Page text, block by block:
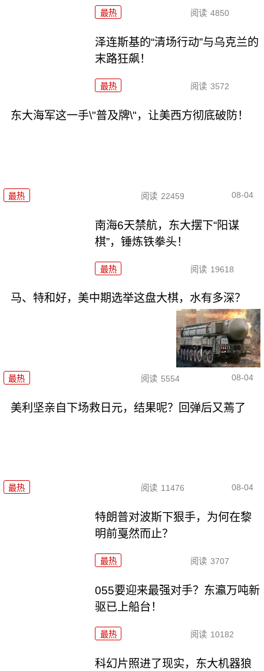
最热 阅读 4850
泽连斯基的“清场行动”与乌克兰的
末路狂飙！
最热 阅读 3572
东大海军这一手\"普及牌\"，让美西方彻底破防！
最热 阅读 22459 08-04
南海6天禁航，东大摆下“阳谋
棋”，锤炼铁拳头！
最热 阅读 19618
马、特和好，美中期选举这盘大棋，水有多深？
最热 阅读 5554 08-04
美利坚亲自下场救日元，结果呢？回弹后又蔫了
最热 阅读 11476 08-04
特朗普对波斯下狠手，为何在黎
明前戛然而止？
最热 阅读 3707
055要迎来最强对手？东瀛万吨新
驱已上船台！
最热 阅读 10182
科幻片照进了现实，东大机器狼